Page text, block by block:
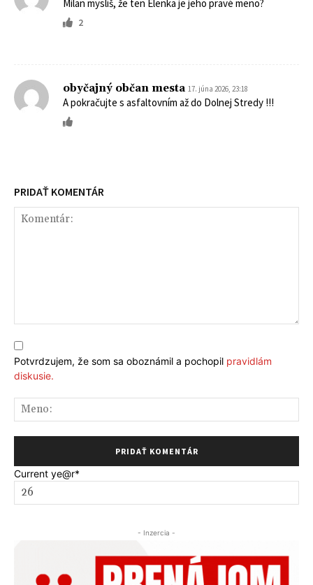
Milan myslíš, že ten Elenka je jeho pravé meno?
2
obyčajný občan mesta 17. júna 2026, 23:18
A pokračujte s asfaltovním až do Dolnej Stredy !!!
PRIDAŤ KOMENTÁR
Potvrdzujem, že som sa oboznámil a pochopil pravidlám
diskusie.
Current ye@r*
- Inzercia -